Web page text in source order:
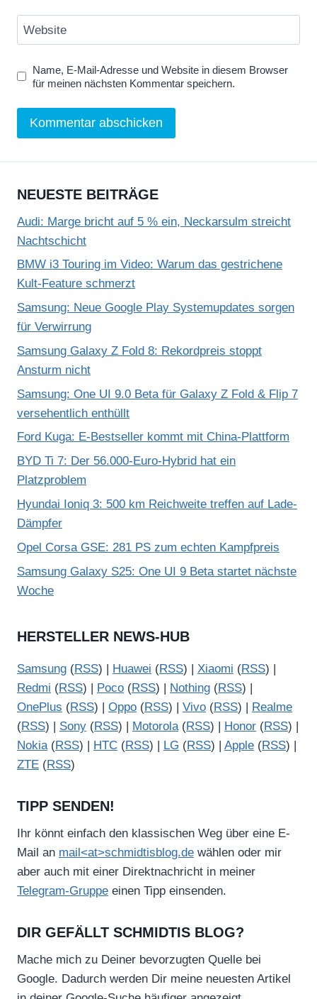
Website
Name, E-Mail-Adresse und Website in diesem Browser
für meinen nächsten Kommentar speichern.
NEUESTE BEITRÄGE
Audi: Marge bricht auf 5 % ein, Neckarsulm streicht
Nachtschicht
BMW i3 Touring im Video: Warum das gestrichene
Kult-Feature schmerzt
Samsung: Neue Google Play Systemupdates sorgen
für Verwirrung
Samsung Galaxy Z Fold 8: Rekordpreis stoppt
Ansturm nicht
Samsung: One UI 9.0 Beta für Galaxy Z Fold & Flip 7
versehentlich enthüllt
Ford Kuga: E-Bestseller kommt mit China-Plattform
BYD Ti 7: Der 56.000-Euro-Hybrid hat ein
Platzproblem
Hyundai Ioniq 3: 500 km Reichweite treffen auf Lade-
Dämpfer
Opel Corsa GSE: 281 PS zum echten Kampfpreis
Samsung Galaxy S25: One UI 9 Beta startet nächste
Woche
HERSTELLER NEWS-HUB
Samsung (RSS) | Huawei (RSS) | Xiaomi (RSS) |
Redmi (RSS) | Poco (RSS) | Nothing (RSS) |
OnePlus (RSS) | Oppo (RSS) | Vivo (RSS) |
Realme
(RSS) | Sony (RSS) | Motorola(RSS) | Honor (RSS) |
Nokia(RSS) | HTC (RSS) | LG (RSS) | Apple (RSS) |
ZTE (RSS)
TIPP SENDEN!
Ihr könnt einfach den klassischen Weg über eine E-
Mail an mail<at>schmidtisblog.de wählen oder mir
aber auch mit einer Direktnachricht in meiner
Telegram-Gruppe einen Tipp einsenden.
DIR GEFÄLLT SCHMIDTIS BLOG?
Mache mich zu Deiner bevorzugten Quelle bei
Google. Dadurch werden Dir meine neuesten Artikel